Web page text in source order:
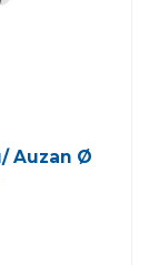
Auzan Ø